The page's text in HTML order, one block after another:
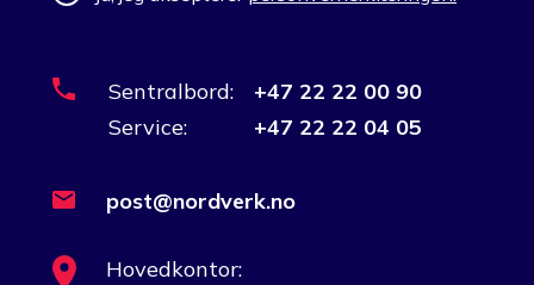
Sentralbord:
+47 22 22 00 90
Service:
+47 22 22 04 05
Hovedkontor:
post@nordverk.no